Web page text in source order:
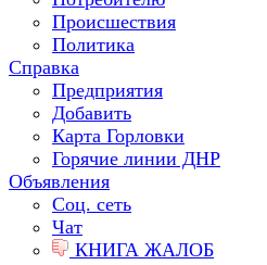
Происшествия
Политика
Справка
Предприятия
Добавить
Карта Горловки
Горячие линии ДНР
Объявления
Соц. сеть
Чат
КНИГА ЖАЛОБ